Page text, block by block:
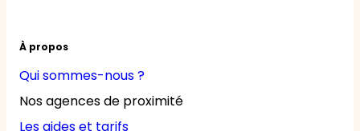
À propos
Qui sommes-nous ?
Nos agences de proximité
Les aides et tarifs